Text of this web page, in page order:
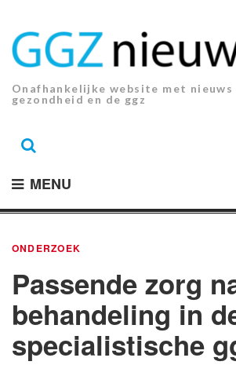
inhoud.
Onafhankelijke website met
gezondheid en de ggz
MENU
ONDERZOEK
Passende zorg
behandeling in
specialistische